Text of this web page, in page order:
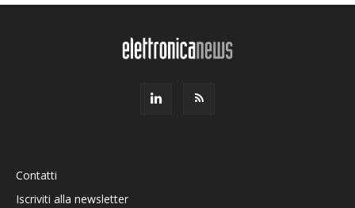
Contatti
Iscriviti alla newsletter